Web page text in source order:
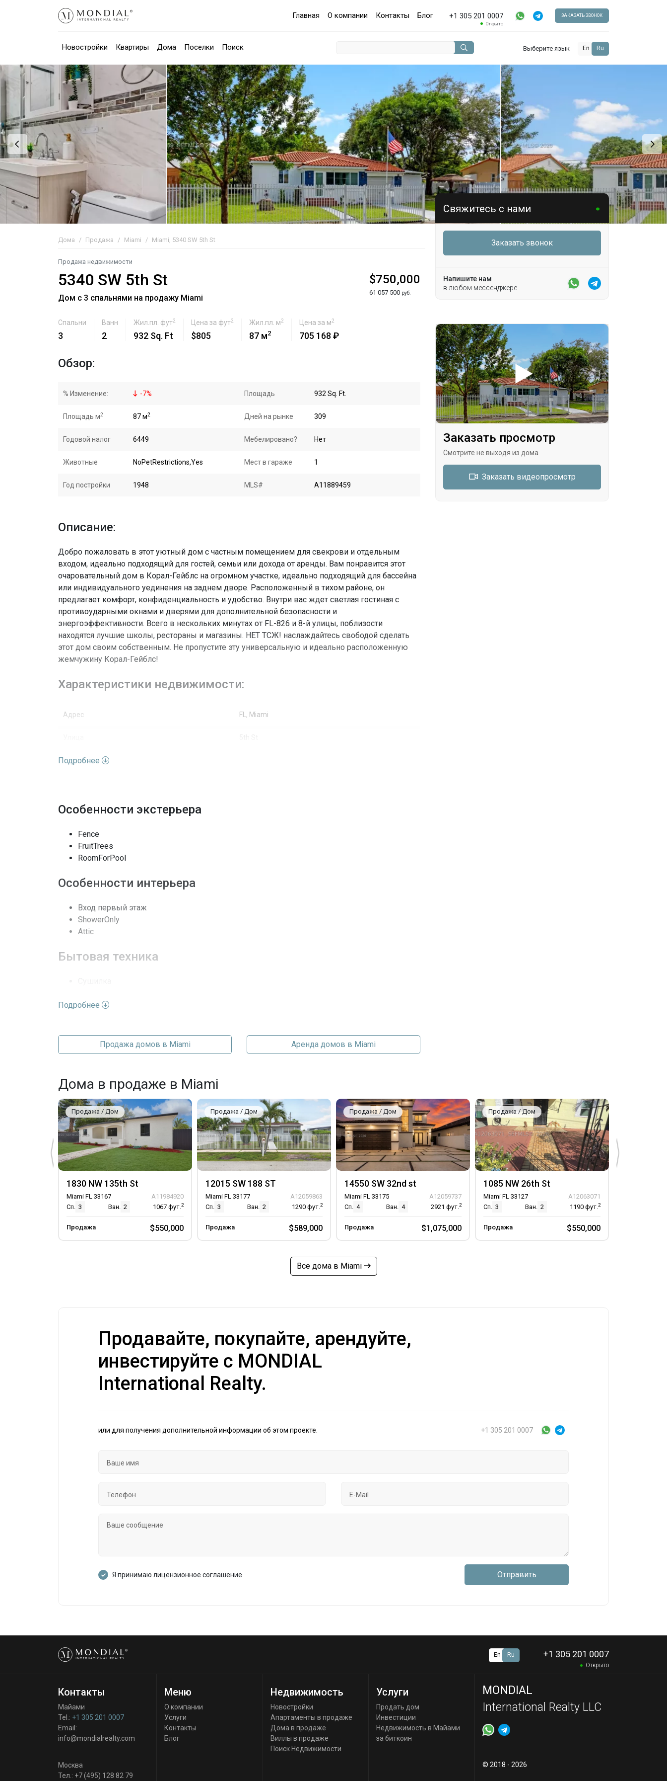
Главная О компании Контакты Блог +1 305 201 0007
Открыто
ЗАКАЗАТЬ ЗВОНОК
Новостройки Квартиры Дома Поселки Поиск Выберите язык En Ru
Дома Продажа Miami Miami, 5340 SW 5th St
Продажа недвижимости
5340 SW 5th St
Дом с 3 спальнями на продажу Miami
$750,000
61 057 500 руб.
Спальни
3
Ванн
2
Жил.пл. фут2
932 Sq. Ft
Цена за фут2
$805
Жил.пл. м2
87 м2
Цена за м2
705 168 ₽
Обзор:
% Изменение: -7% Площадь 932 Sq. Ft.
Площадь м2 87 м2 Дней на рынке 309
Годовой налог 6449 Мебелировано? Нет
Животные NoPetRestrictions,Yes Мест в гараже 1
Год постройки 1948 MLS# A11889459
Описание:
Добро пожаловать в этот уютный дом с частным помещением для свекрови и отдельным
входом, идеально подходящий для гостей, семьи или дохода от аренды. Вам понравится этот
очаровательный дом в Корал-Гейблс на огромном участке, идеально подходящий для бассейна
или индивидуального уединения на заднем дворе. Расположенный в тихом районе, он
предлагает комфорт, конфиденциальность и удобство. Внутри вас ждет светлая гостиная с
противоударными окнами и дверями для дополнительной безопасности и
энергоэффективности. Всего в нескольких минутах от FL-826 и 8-й улицы, поблизости
находятся лучшие школы, рестораны и магазины. НЕТ ТСЖ! наслаждайтесь свободой сделать
этот дом своим собственным. Не пропустите эту универсальную и идеально расположенную
жемчужину Корал-Гейблс!
Характеристики недвижимости:
Адрес FL, Miami
Номер дома
Вид
Последние изменения
Подробнее
Особенности экстерьера
Fence
FruitTrees
RoomForPool
Особенности интерьера
Вход первый этаж
ShowerOnly
Attic
Бытовая техника
Микроволновая печь
Парковка
Гараж
Подробнее
Продажа домов в Miami Аренда домов в Miami
Свяжитесь с нами
Заказать звонок
Напишите нам
в любом мессенджере
Заказать просмотр
Смотрите не выходя из дома
Заказать видеопросмотр
Дома в продаже в Miami
Продажа / Дом
1830 NW 135th St
Miami FL 33167
A11984920
Сп. 3 Ван. 2 1067 фут.2
Продажа $550,000
Продажа / Дом
12015 SW 188 ST
Miami FL 33177
A12059863
Сп. 3 Ван. 2 1290 фут.2
Продажа $589,000
Продажа / Дом
14550 SW 32nd st
Miami FL 33175
A12059737
Сп. 4 Ван. 4 2921 фут.2
Продажа $1,075,000
Продажа / Дом
1085 NW 26th St
Miami FL 33127
A12063071
Сп. 3 Ван. 2 1190 фут.2
Продажа $550,000
Все дома в Miami
Продавайте, покупайте, арендуйте,
инвестируйте с MONDIAL
International Realty.
или для получения дополнительной информации об этом проекте. +1 305 201 0007
Я принимаю лицензионное соглашение Отправить
En Ru +1 305 201 0007
Открыто
Контакты
Майами
Tel.: +1 305 201 0007
Email:
info@mondialrealty.com
Москва
Тел.: +7 (495) 128 82 79
Меню
О компании
Услуги
Контакты
Блог
Недвижимость
Новостройки
Апартаменты в продаже
Дома в продаже
Виллы в продаже
Поиск Недвижимости
Услуги
Продать дом
Инвестиции
Недвижимость в Майами
за биткоин
MONDIAL
International Realty LLC
© 2018 - 2026